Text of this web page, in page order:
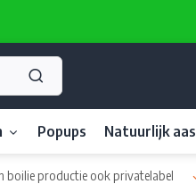
Popups Natuurlijk aas
boilie productie ook privatelabel